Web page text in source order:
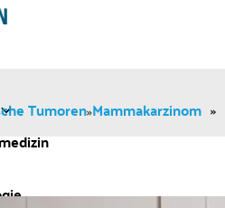
Tumoren»Mammakarzinom »